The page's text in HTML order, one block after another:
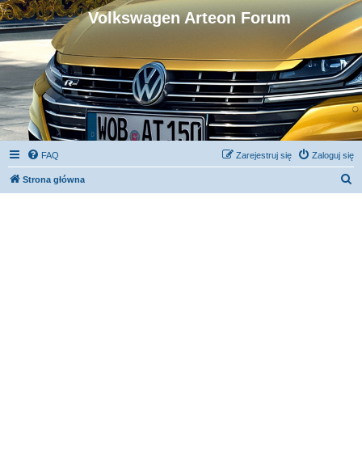
Volkswagen Arteon Forum
FAQ Zaloguj się
Zarejestruj się
Strona główna